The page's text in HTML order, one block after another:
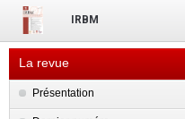
IRBM
La revue
Présentation